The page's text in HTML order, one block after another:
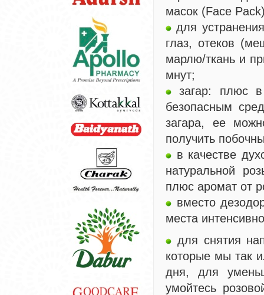
масок (Face
для
глаз, отеков
марлю/ткань и
мнут;
загар: плюс
безопасным
загара, ее
получить
в качестве
натуральной
плюс аромат от
вместо
места
для снятия
которые мы так
дня, для
умойтесь